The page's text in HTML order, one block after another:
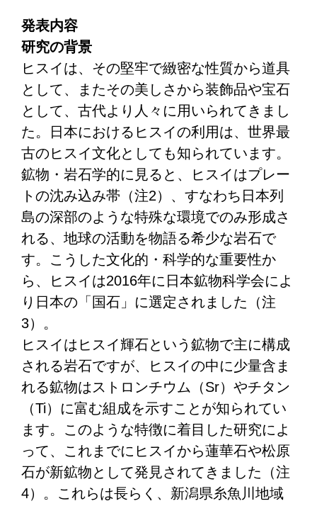
発表内容
研究の背景
ヒスイは、その堅牢で緻密な性質から道具
として、またその美しさから装飾品や宝石
として、古代より人々に用いられてきまし
た。日本におけるヒスイの利用は、世界最
古のヒスイ文化としても知られています。
鉱物・岩石学的に見ると、ヒスイはプレー
トの沈み込み帯（注2）、すなわち日本列
島の深部のような特殊な環境でのみ形成さ
れる、地球の活動を物語る希少な岩石で
す。こうした文化的・科学的な重要性か
ら、ヒスイは2016年に日本鉱物科学会によ
り日本の「国石」に選定されました（注
3）。
ヒスイはヒスイ輝石という鉱物で主に構成
される岩石ですが、ヒスイの中に少量含ま
れる鉱物はストロンチウム（Sr）やチタン
（Ti）に富む組成を示すことが知られてい
ます。このような特徴に着目した研究によ
って、これまでにヒスイから蓮華石や松原
石が新鉱物として発見されてきました（注
4）。これらは長らく、新潟県糸魚川地域